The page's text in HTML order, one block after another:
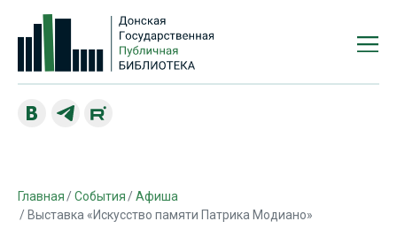
Главная События
Афиша
Выставка «Искусство памяти Патрика Модиано»